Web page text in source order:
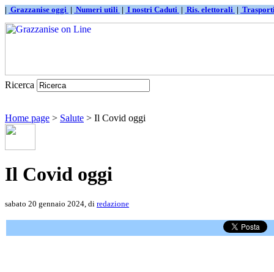
| Grazzanise oggi | Numeri utili | I nostri Caduti | Ris. elettorali |
Ricerca
Home page > Salute > Il Covid oggi
Il Covid oggi
sabato 20 gennaio 2024, di redazione